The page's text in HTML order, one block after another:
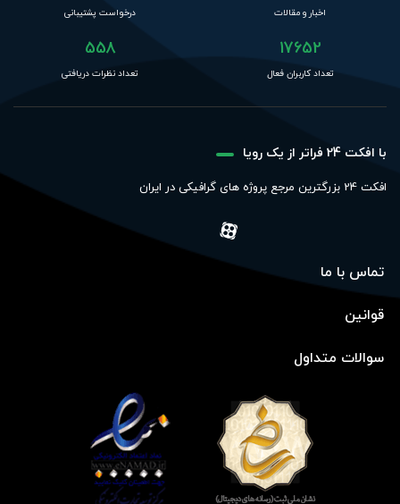
اخبار و مقالات درخواست پشتیبانی
17652
تعداد کاربران فعال
558
تعداد نظرات دریافتی
با افکت 24 فراتر از یک رویا
افکت 24 بزرگترین مرجع پروژه های گرافیکی در ایران
تماس با ما
قوانین
سوالات متداول